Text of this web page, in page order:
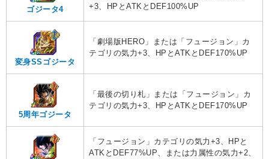
ゴジータ4
+3、HPとATKとDEF100%UP
変身SSゴジータ
「劇場版HERO」または「フュージョン」カ
テゴリの気力+3、HPとATKとDEF170%UP
5周年ゴジータ
「最後の切り札」または「フュージョン」カ
テゴリの気力+3、HPとATKとDEF170%UP
「フュージョン」カテゴリの気力+3、HPと
ATKとDEF77%UP、または力属性の気力+2、